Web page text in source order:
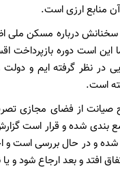
منابع ارزی است.
درباره مسکن ملی
است دوره بازپرداخت
در نظر گرفته ایم و
است.
صیانت از فضای مجازی
شده و قرار است
و در حال بررسی است و
افتد و بعد ارجاع شود و یا